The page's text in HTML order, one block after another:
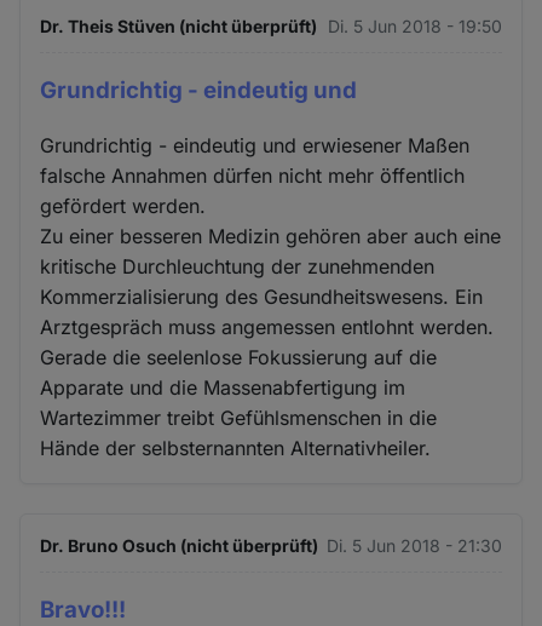
Dr. Theis Stüven (nicht überprüft) Di. 5 Jun 2018 - 19:50
Grundrichtig - eindeutig und
Grundrichtig - eindeutig und erwiesener Maßen
falsche Annahmen dürfen nicht mehr öffentlich
gefördert werden.
Zu einer besseren Medizin gehören aber auch eine
kritische Durchleuchtung der zunehmenden
Kommerzialisierung des Gesundheitswesens. Ein
Arztgespräch muss angemessen entlohnt werden.
Gerade die seelenlose Fokussierung auf die
Apparate und die Massenabfertigung im
Wartezimmer treibt Gefühlsmenschen in die
Hände der selbsternannten Alternativheiler.
Dr. Bruno Osuch (nicht überprüft) Di. 5 Jun 2018 - 21:30
Bravo!!!